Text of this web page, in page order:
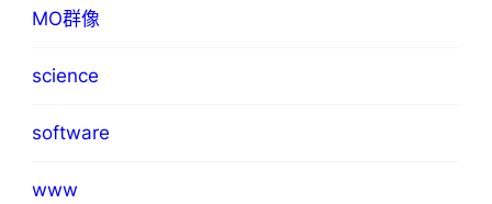
MO群像
science
software
www